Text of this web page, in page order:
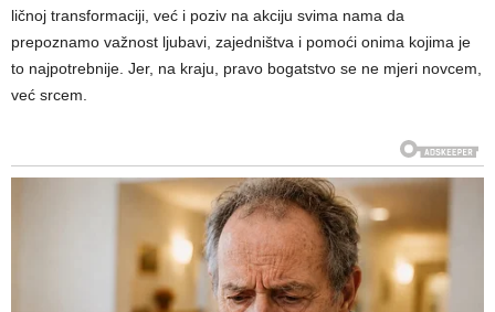
ličnoj transformaciji, već i poziv na akciju svima nama da
prepoznamo važnost ljubavi, zajedništva i pomoći onima kojima je
to najpotrebnije. Jer, na kraju, pravo bogatstvo se ne mjeri novcem,
već srcem.